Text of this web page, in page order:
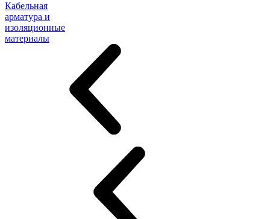
Кабельная
арматура и
изоляционные
материалы